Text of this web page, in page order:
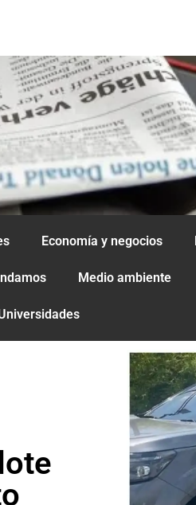
Economía y negocios
Medio ambiente